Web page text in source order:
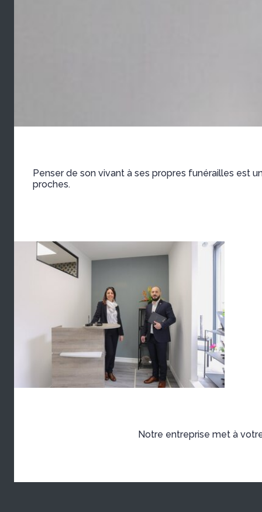
Penser de son vivant à ses propres funérailles est
proches.
Notre entreprise met à